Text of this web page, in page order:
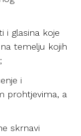
i glasina koje
temelju kojih
i
prohtjevima, a
skrnavi